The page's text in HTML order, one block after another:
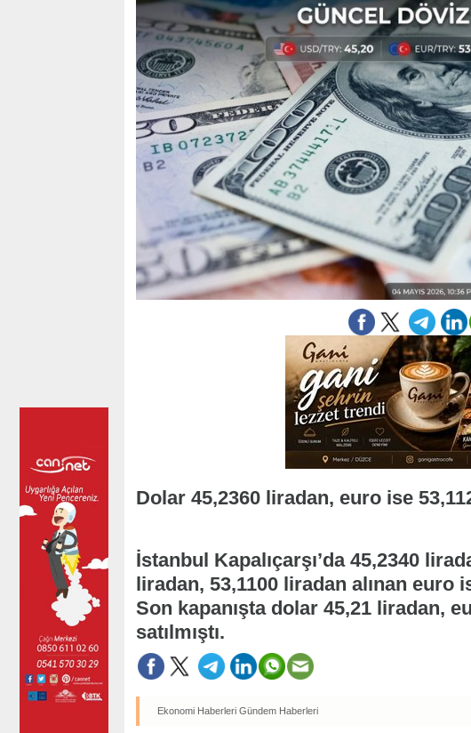
Dolar 45,2360 liradan, euro ise
İstanbul Kapalıçarşı’da 45,2340
liradan, 53,1100 liradan alınan euro
Son kapanışta dolar 45,21 liradan,
satılmıştı.
Ekonomi Haberleri Gündem Haberleri